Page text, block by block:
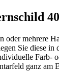
oder mehrere
Sie diese in
Farb-
ganz am